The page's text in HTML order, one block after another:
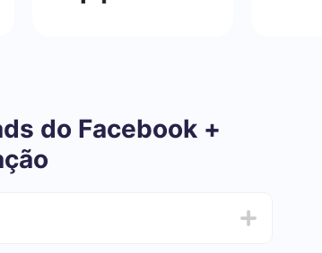
do Facebook +